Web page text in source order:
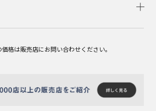
格は販売店にお問い合わせください。